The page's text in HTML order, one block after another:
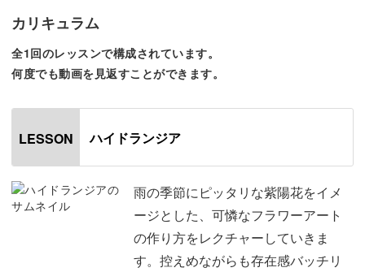
今回のレッスンでは、雨で気分がしずみがちな季節に重宝
クチャーしていきます。
女性らしくて繊細なアートを得意とする人気ネイリストの
Riyo先生。そんな先生が今回レクチャーしてくれるのは、
ついつい派手になりすぎてしまうお花のデザインですが、
いくつかのコツを意識するだけで、ぐっと大人っぽく、華
やかに仕上げることができますよ。
カリキュラム
全1回のレッスンで構成されています。
何度でも動画を見返すことができます。
LESSON ハイドランジア
雨の季節にピッタリな紫陽花をイメ
ージとした、可憐なフラワーアート
の作り方をレクチャーしていきま
す。控えめながらも存在感バッチリ